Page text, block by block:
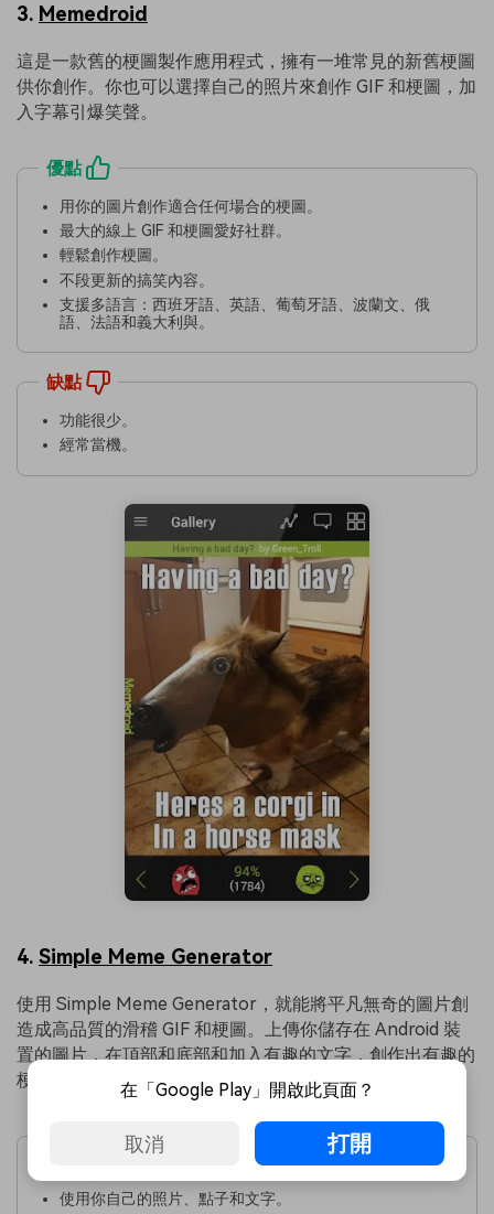
3. Memedroid
這是一款舊的梗圖製作應用程式，擁有一堆常見的新舊梗圖
供你創作。你也可以選擇自己的照片來創作 GIF 和梗圖，加
入字幕引爆笑聲。
優點
用你的圖片創作適合任何場合的梗圖。
最大的線上 GIF 和梗圖愛好社群。
輕鬆創作梗圖。
不段更新的搞笑內容。
支援多語言：西班牙語、英語、葡萄牙語、波蘭文、俄
語、法語和義大利與。
缺點
功能很少。
經常當機。
4. Simple Meme Generator
使用 Simple Meme Generator，就能將平凡無奇的圖片創
造成高品質的滑稽 GIF 和梗圖。上傳你儲存在 Android 裝
置的圖片，在頂部和底部和加入有趣的文字，創作出有趣的
梗圖。
使用你自己的照片、點子和文字。
在「Google Play」開啟此頁面？
取消 打開